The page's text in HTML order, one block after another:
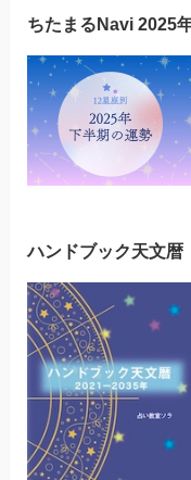
ちたまるNavi 2025
ハンドブック天文暦